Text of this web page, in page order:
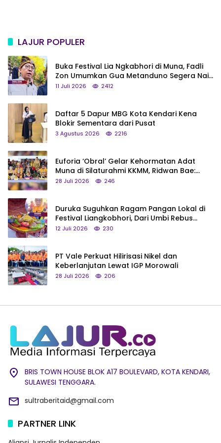
LAJUR POPULER
Buka Festival Lia Ngkabhori di Muna, Fadli
Zon Umumkan Gua Metanduno Segera Naik
Status Jadi Cagar Budaya Nasional
11 Juli 2026 2412
Daftar 5 Dapur MBG Kota Kendari Kena
Blokir Sementara dari Pusat
3 Agustus 2026 2216
Euforia ‘Obral’ Gelar Kehormatan Adat
Muna di Silaturahmi KKMM, Ridwan Bae:
Saya Bukan Tipe Begitu, Belum Pantas!
28 Juli 2026 246
Duruka Suguhkan Ragam Pangan Lokal di
Festival Liangkobhori, Dari Umbi Rebus
hingga Tumpeng Beras Muna
12 Juli 2026 230
PT Vale Perkuat Hilirisasi Nikel dan
Keberlanjutan Lewat IGP Morowali
28 Juli 2026 206
BRIS TOWN HOUSE BLOK A17 BOULEVARD, KOTA KENDARI,
SULAWESI TENGGARA.
sultraberitaid@gmail.com
PARTNER LINK